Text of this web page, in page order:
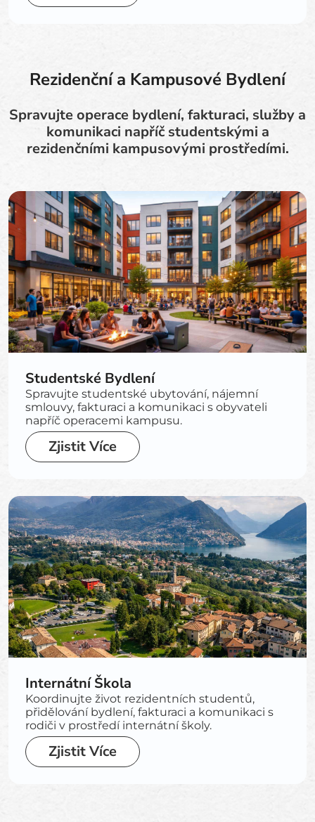
Rezidenční a Kampusové Bydlení
Spravujte operace bydlení, fakturaci, služby a
komunikaci napříč studentskými a
rezidenčními kampusovými prostředími.
Studentské Bydlení
Spravujte studentské ubytování, nájemní
smlouvy, fakturaci a komunikaci s obyvateli
napříč operacemi kampusu.
Zjistit Více
Internátní Škola
Koordinujte život rezidentních studentů,
přidělování bydlení, fakturaci a komunikaci s
rodiči v prostředí internátní školy.
Zjistit Více